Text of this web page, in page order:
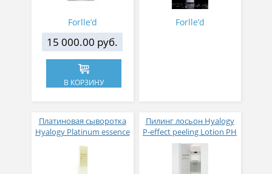
Forlle’d
15 000.00 руб.
В КОРЗИНУ
Forlle’d
Платиновая сыворотка
Hyalogy Platinum essence
Пилинг лосьон Hyalogy
P-effect peeling Lotion РН
3.2-4.2